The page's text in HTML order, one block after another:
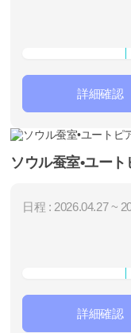
詳細確認
ソウル蚕室•ユート
日程 : 2026.04.27 ~
詳細確認